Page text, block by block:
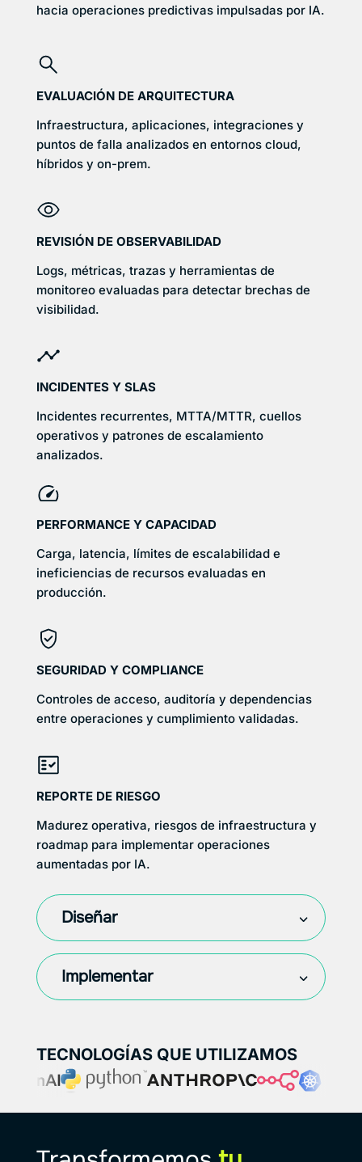
hacia operaciones predictivas impulsadas por IA.
EVALUACIÓN DE ARQUITECTURA
Infraestructura, aplicaciones, integraciones y
puntos de falla analizados en entornos cloud,
híbridos y on-prem.
REVISIÓN DE OBSERVABILIDAD
Logs, métricas, trazas y herramientas de
monitoreo evaluadas para detectar brechas de
visibilidad.
INCIDENTES Y SLAS
Incidentes recurrentes, MTTA/MTTR, cuellos
operativos y patrones de escalamiento
analizados.
PERFORMANCE Y CAPACIDAD
Carga, latencia, límites de escalabilidad e
ineficiencias de recursos evaluadas en
producción.
SEGURIDAD Y COMPLIANCE
Controles de acceso, auditoría y dependencias
entre operaciones y cumplimiento validadas.
REPORTE DE RIESGO
Madurez operativa, riesgos de infraestructura y
roadmap para implementar operaciones
aumentadas por IA.
Diseñar
Implementar
TECNOLOGÍAS QUE UTILIZAMOS